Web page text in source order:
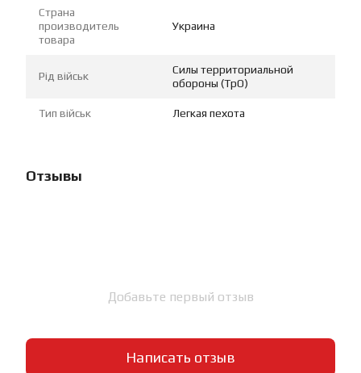
Страна
производитель
товара
Украина
Рід військ
Силы территориальной
обороны (ТрО)
Тип військ Легкая пехота
Отзывы
Добавьте первый отзыв
Написать отзыв